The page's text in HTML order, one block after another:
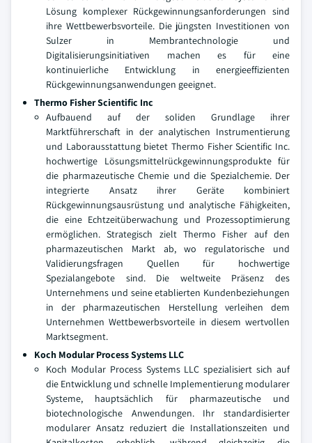
Lösung komplexer Rückgewinnungsanforderungen sind
ihre Wettbewerbsvorteile. Die jüngsten Investitionen von
Sulzer in Membrantechnologie und
Digitalisierungsinitiativen machen es für eine
kontinuierliche Entwicklung in energieeffizienten
Rückgewinnungsanwendungen geeignet.
Thermo Fisher Scientific Inc
Aufbauend auf der soliden Grundlage ihrer
Marktführerschaft in der analytischen Instrumentierung
und Laborausstattung bietet Thermo Fisher Scientific Inc.
hochwertige Lösungsmittelrückgewinnungsprodukte für
die pharmazeutische Chemie und die Spezialchemie. Der
integrierte Ansatz ihrer Geräte kombiniert
Rückgewinnungsausrüstung und analytische Fähigkeiten,
die eine Echtzeitüberwachung und Prozessoptimierung
ermöglichen. Strategisch zielt Thermo Fisher auf den
pharmazeutischen Markt ab, wo regulatorische und
Validierungsfragen Quellen für hochwertige
Spezialangebote sind. Die weltweite Präsenz des
Unternehmens und seine etablierten Kundenbeziehungen
in der pharmazeutischen Herstellung verleihen dem
Unternehmen Wettbewerbsvorteile in diesem wertvollen
Marktsegment.
Koch Modular Process Systems LLC
Koch Modular Process Systems LLC spezialisiert sich auf
die Entwicklung und schnelle Implementierung modularer
Systeme, hauptsächlich für pharmazeutische und
biotechnologische Anwendungen. Ihr standardisierter
modularer Ansatz reduziert die Installationszeiten und